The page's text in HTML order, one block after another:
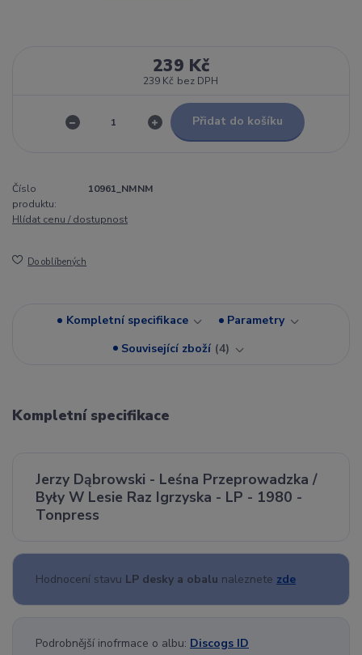
239 Kč
239 Kč bez DPH
Přidat do košíku
Číslo
produktu:
10961_NMNM
Hlídat cenu / dostupnost
Do oblíbených
Kompletní specifikace
Parametry
Související zboží 4
Kompletní specifikace
Jerzy Dąbrowski - Leśna Przeprowadzka /
Były W Lesie Raz Igrzyska - LP - 1980 -
Tonpress
Hodnocení stavu LP desky a obalu naleznete zde
Podrobnější inofrmace o albu: Discogs ID